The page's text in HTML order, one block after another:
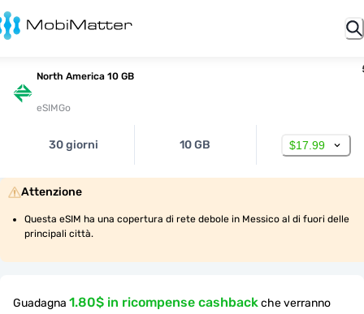
North America 10 GB
eSIMGo
30 giorni 10 GB $17.99
Attenzione
Questa eSIM ha una copertura di rete debole in Messico al di fuori delle
principali città.
Guadagna 1.80$ in ricompense cashbackche verranno